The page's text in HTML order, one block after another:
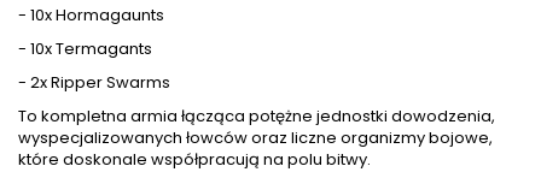
- 10x Hormagaunts
- 10x Termagants
- 2x Ripper Swarms
To kompletna armia łącząca potężne jednostki dowodzenia,
wyspecjalizowanych łowców oraz liczne organizmy bojowe,
które doskonale współpracują na polu bitwy.